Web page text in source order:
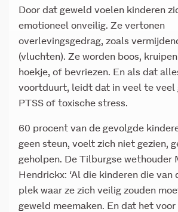
Door dat geweld voelen kinderen
emotioneel onveilig. Ze vertonen
overlevingsgedrag, zoals
(vluchten). Ze worden boos,
hoekje, of bevriezen. En als dat
voortduurt, leidt dat in veel te veel
PTSS of toxische stress.
60 procent van de gevolgde
geen steun, voelt zich niet gezien,
geholpen. De Tilburgse wethouder
Hendrickx: ‘Al die kinderen die van
plek waar ze zich veilig zouden
geweld meemaken. En dat het